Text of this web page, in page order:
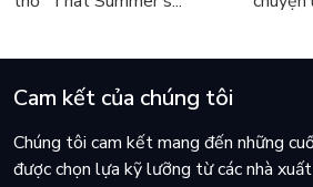
Cam kết của chúng tôi
Chúng tôi cam kết mang đến những
được chọn lựa kỹ lưỡng từ các nhà